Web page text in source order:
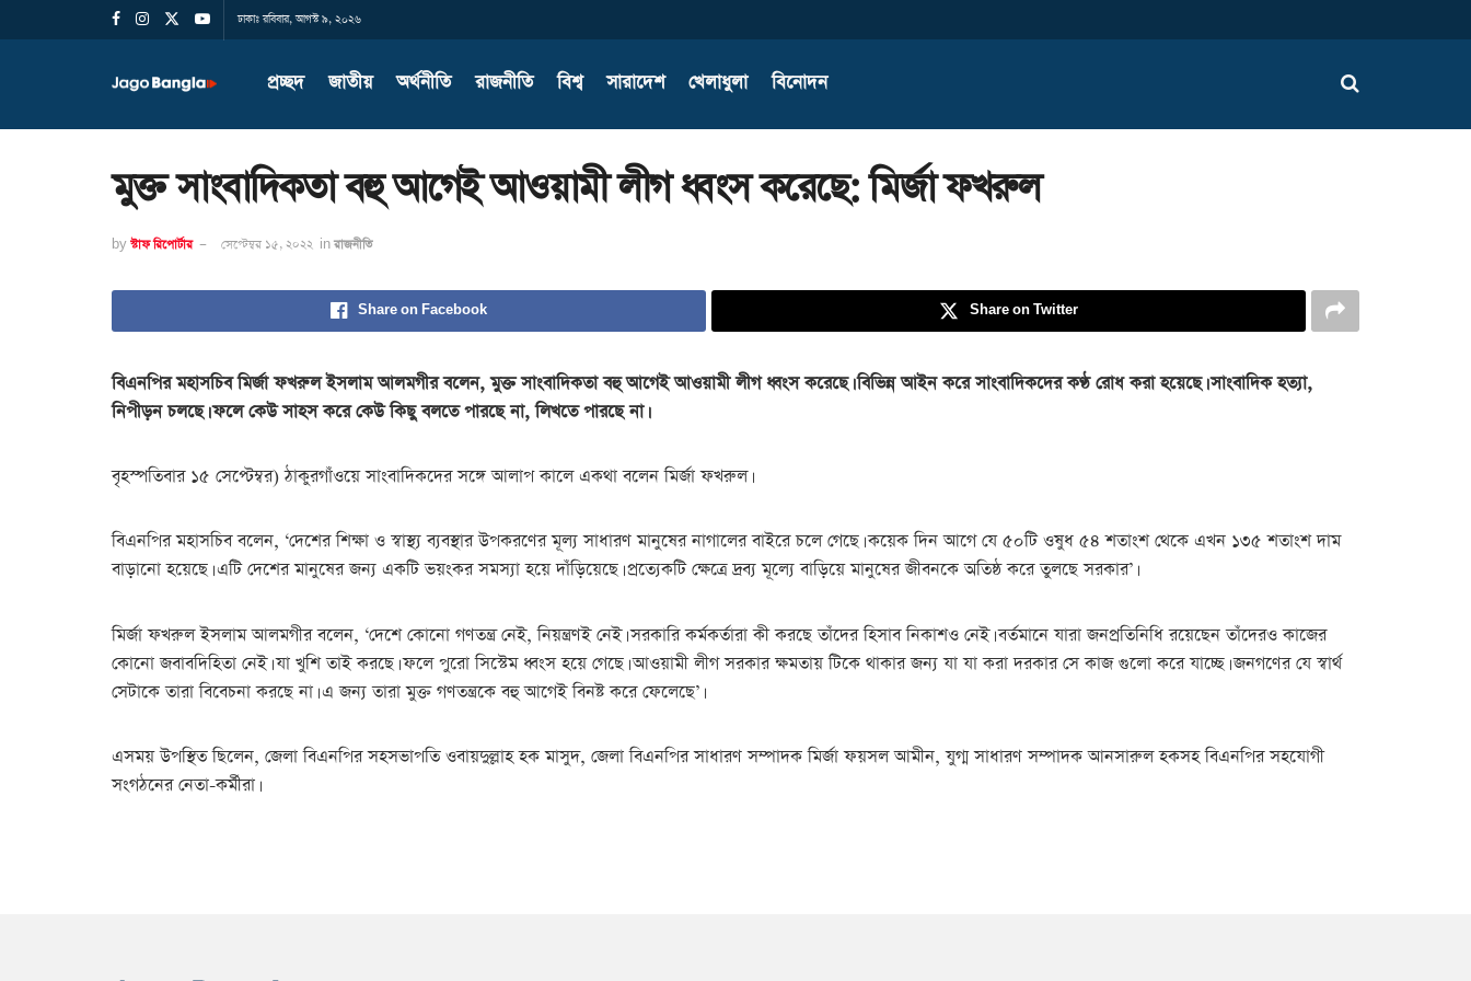
ঢাকাঃ রবিবার, আগস্ট ৯, ২০২৬
প্রচ্ছদ জাতীয় অর্থনীতি রাজনীতি বিশ্ব সারাদেশ খেলাধুলা বিনোদন
মুক্ত সাংবাদিকতা বহু আগেই আওয়ামী লীগ ধ্বংস করেছে: মির্জা ফখরুল
by স্টাফ রিপোর্টার সেপ্টেম্বর ১৫, ২০২২ in রাজনীতি
Share on Facebook Share on Twitter
বিএনপির মহাসচিব মির্জা ফখরুল ইসলাম আলমগীর বলেন, মুক্ত সাংবাদিকতা বহু আগেই আওয়ামী লীগ ধ্বংস করেছে। বিভিন্ন আইন করে সাংবাদিকদের কণ্ঠ রোধ করা হয়েছে। সাংবাদিক হত্যা,
নিপীড়ন চলছে। ফলে কেউ সাহস করে কেউ কিছু বলতে পারছে না, লিখতে পারছে না।
বৃহস্পতিবার ১৫ সেপ্টেম্বর) ঠাকুরগাঁওয়ে সাংবাদিকদের সঙ্গে আলাপ কালে একথা বলেন মির্জা ফখরুল।
বিএনপির মহাসচিব বলেন, ‘দেশের শিক্ষা ও স্বাস্থ্য ব্যবস্থার উপকরণের মূল্য সাধারণ মানুষের নাগালের বাইরে চলে গেছে। কয়েক দিন আগে যে ৫০টি ওষুধ ৫৪ শতাংশ থেকে এখন ১৩৫ শতাংশ দাম
বাড়ানো হয়েছে। এটি দেশের মানুষের জন্য একটি ভয়ংকর সমস্যা হয়ে দাঁড়িয়েছে। প্রত্যেকটি ক্ষেত্রে দ্রব্য মূল্যে বাড়িয়ে মানুষের জীবনকে অতিষ্ঠ করে তুলছে সরকার’।
মির্জা ফখরুল ইসলাম আলমগীর বলেন, ‘দেশে কোনো গণতন্ত্র নেই, নিয়ন্ত্রণই নেই। সরকারি কর্মকর্তারা কী করছে তাঁদের হিসাব নিকাশও নেই। বর্তমানে যারা জনপ্রতিনিধি রয়েছেন তাঁদেরও কাজের
কোনো জবাবদিহিতা নেই। যা খুশি তাই করছে। ফলে পুরো সিস্টেম ধ্বংস হয়ে গেছে। আওয়ামী লীগ সরকার ক্ষমতায় টিকে থাকার জন্য যা যা করা দরকার সে কাজ গুলো করে যাচ্ছে। জনগণের যে স্বার্থ
সেটাকে তারা বিবেচনা করছে না। এ জন্য তারা মুক্ত গণতন্ত্রকে বহু আগেই বিনষ্ট করে ফেলেছে’।
এসময় উপস্থিত ছিলেন, জেলা বিএনপির সহসভাপতি ওবায়দুল্লাহ হক মাসুদ, জেলা বিএনপির সাধারণ সম্পাদক মির্জা ফয়সল আমীন, যুগ্ম সাধারণ সম্পাদক আনসারুল হকসহ বিএনপির সহযোগী
সংগঠনের নেতা-কর্মীরা।